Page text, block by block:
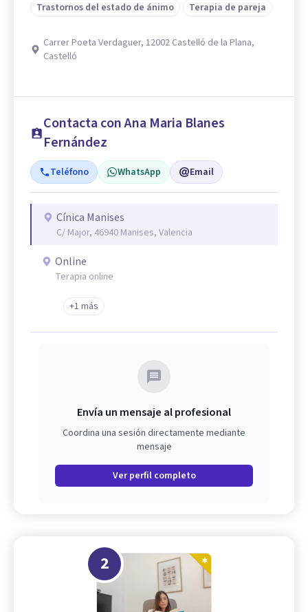
Trastornos del estado de ánimo
Terapia de pareja
Carrer Poeta Verdaguer, 12002 Castelló de la Plana,
Castelló
Contacta con Ana Maria Blanes
Fernández
Teléfono WhatsApp Email
Cínica Manises
C/ Major, 46940 Manises, Valencia
Online
Terapia online
+1 más
Envía un mensaje al profesional
Coordina una sesión directamente mediante
mensaje
Ver perfil completo
2